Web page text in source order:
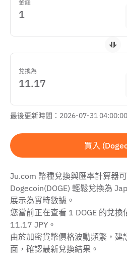
金額
兌換為
最後更新時間：2026-07-31
買入
Ju.com 幣種兌換與匯率計算器
Dogecoin(DOGE) 輕鬆兌換為
展示為實時數據。
您當前正在查看 1 DOGE 的兌換
11.17 JPY。
由於加密貨幣價格波動頻繁，建
面，確認最新兌換結果。